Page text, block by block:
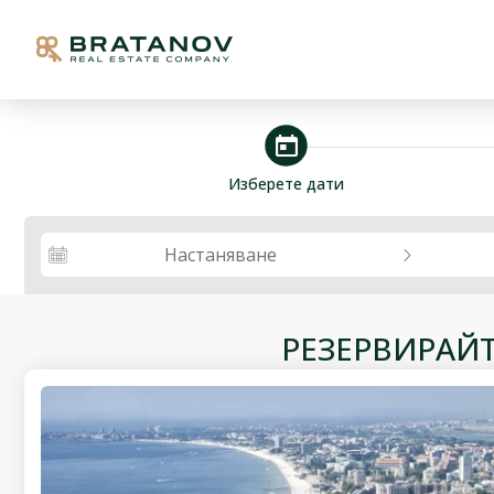
steps_calendar
Изберете дати
Настаняване